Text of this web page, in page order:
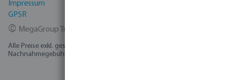
Impressum
GPSR
© MegaGroup Trade 2026
Alle Preise exkl. gesetzl. Mehrwertsteuer zzgl.
Nachnahmegebühren, wenn nicht anders angegeben.